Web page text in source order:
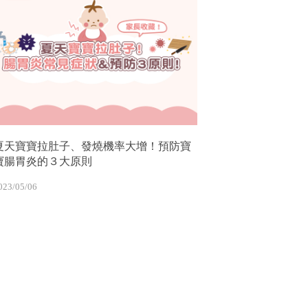
天寶寶拉肚子、發燒機率大增！預防寶
腸胃炎的３大原則
05/06